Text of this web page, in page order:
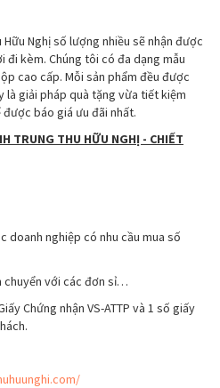
Hữu Nghị số lượng nhiều sẽ nhận được
đi kèm. Chúng tôi có đa dạng mẫu
cao cấp. Mỗi sản phẩm đều được
giải pháp quà tặng vừa tiết kiệm
báo giá ưu đãi nhất.
TRUNG THU HỮU NGHỊ - CHIẾT
doanh nghiệp có nhu cầu mua số
chuyển với các đơn sỉ…
Chứng nhận VS-ATTP và 1 số giấy